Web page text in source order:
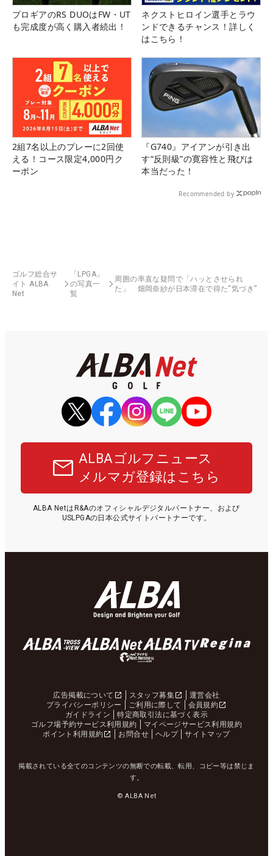
プロギアのRS DUOはFW・UT
も完成度が高く購入者続出！
ネクストヒロイン選手とラウ
ンドできるチャンス！詳しく
はこちら！
2組7名以上のプレーに2回使
える！コース限定4,000円ク
ーポン
『G740』アイアンが引き出
す“反則級”の寛容性と飛びは
本当だった！
Recommended by
ゴルフ総合サ
イト ALBA
Net
「LPGA」
の写真一
覧
周囲の率直な疑問で「ハッとさせられ
た」 畑岡奈紗が日本滞在で得た“気づき”
ALBAゴルフニュース
メルマガ登録はこちら
ALBA NetはR&Aのオフィシャルデジタルパートナー、および
USLPGAの日本公式サイトパートナーです。
広告掲載について スタッフ募集
運営会社
プライバシーポリシー
ご利用に際して
会員規約
ガイドライン
特定商取引法に基づく表示
ゴルフ場予約サービス利用規約
マイページサービス利用規約
ポイント利用規約
お問合せ ヘルプ サイトマップ
掲載されている全てのコンテンツの無断での転載、転用、コピー等は禁じま
す。
© ALBA Net